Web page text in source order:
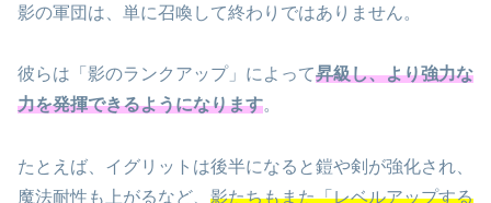
影の軍団は、単に召喚して終わりではありません。
彼らは「影のランクアップ」によって昇級し、より強力な
力を発揮できるようになります。
たとえば、イグリットは後半になると鎧や剣が強化され、
魔法耐性も上がるなど、 影たちもまた「レベルアップする